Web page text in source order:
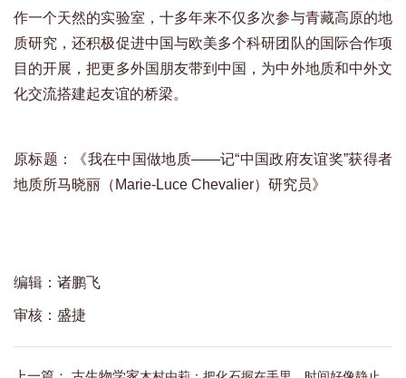
作一个天然的实验室，十多年来不仅多次参与青藏高原的地
质研究，还积极促进中国与欧美多个科研团队的国际合作项
目的开展，把更多外国朋友带到中国，为中外地质和中外文
化交流搭建起友谊的桥梁。
原标题：《我在中国做地质——记“中国政府友谊奖”获得者
地质所马晓丽（Marie-Luce Chevalier）研究员》
编辑：诸鹏飞
审核：盛捷